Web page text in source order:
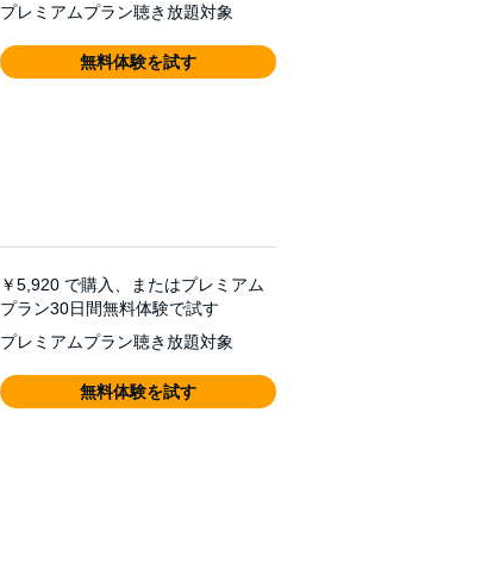
プレミアムプラン聴き放題対象
無料体験を試す
￥5,920 で購入、またはプレミアム
プラン30日間無料体験で試す
プレミアムプラン聴き放題対象
無料体験を試す